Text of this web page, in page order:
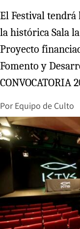
El Festival tendrá
la histórica Sala
Proyecto
Fomento y
CONVOCATORIA
Por Equipo de Culto